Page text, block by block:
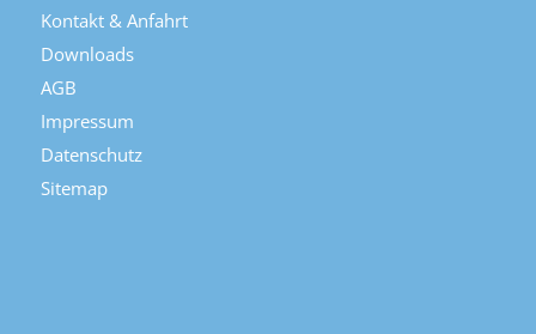
Kontakt & Anfahrt
Downloads
AGB
Impressum
Datenschutz
Sitemap